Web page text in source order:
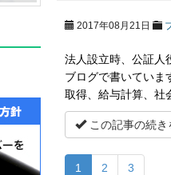
2017年08月21日
法人設立時、公証人
ブログで書いてい
取得、給与計算、社
この記事の続き
1 2 3